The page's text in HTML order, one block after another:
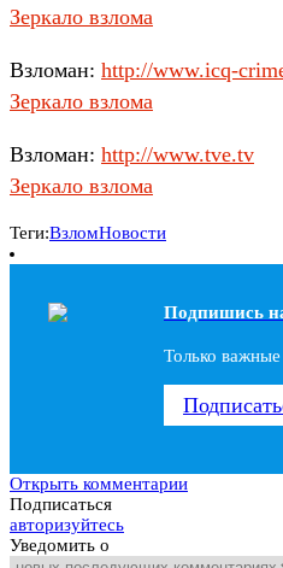
Зеркало взлома
Взломан: http://www.icq-
Зеркало взлома
Взломан: http://www.tve.tv
Зеркало взлома
Теги:ВзломНовости
Подпишись
Только
Открыть комментарии
Подписаться
авторизуйтесь
Уведомить о